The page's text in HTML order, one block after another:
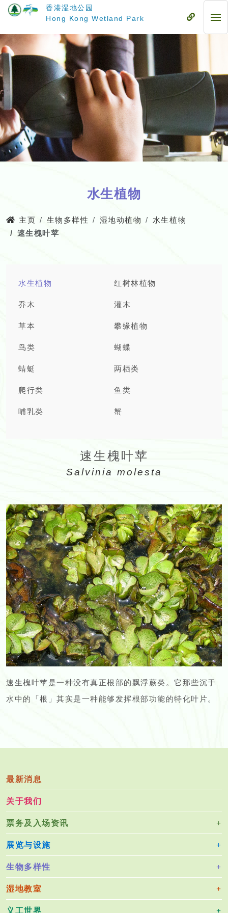
要
内
容
香港湿地公园
Hong Kong Wetland Park
流
流
动
水生植物
主页 生物多样性 湿地动植物
水生植物
速生槐叶苹
水生植物 红树林植物
乔木 灌木
草本 攀缘植物
鸟类 蝴蝶
蜻蜓 两栖类
爬行类 鱼类
哺乳类 蟹
速生槐叶苹
Salvinia molesta
速生槐叶苹是一种没有真正根部的飘浮蕨类。它那些沉于
水中的「根」其实是一种能够发挥根部功能的特化叶片。
最新消息
关于我们
票务及入场资讯
展览与设施
生物多样性
湿地教室
义工世界